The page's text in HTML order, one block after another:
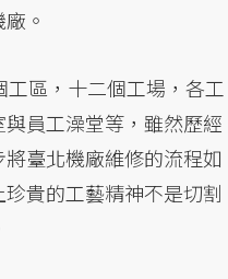
。
區，十二個工場，各工
員工澡堂等，雖然歷經
臺北機廠維修的流程如
貴的工藝精神不是切割